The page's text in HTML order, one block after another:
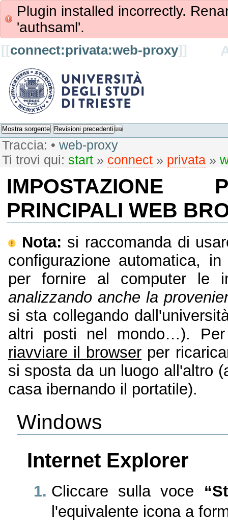
Plugin installed incorrectly.
'authsaml'.
[[connect:privata:web-proxy]]
Mostra sorgente Revisioni precedenti
Traccia: • web-proxy
Ti trovi qui: start » connect » privata »
IMPOSTAZIONE
PRINCIPALI WEB
Nota: si raccomanda di
configurazione automatica,
per fornire al computer le
analizzando anche la
si sta collegando
altri posti nel mondo…).
riavviare il browser per
si sposta da un luogo all'altro
casa ibernando il portatile).
Windows
Internet Explorer
Cliccare sulla voce
l'equivalente icona a